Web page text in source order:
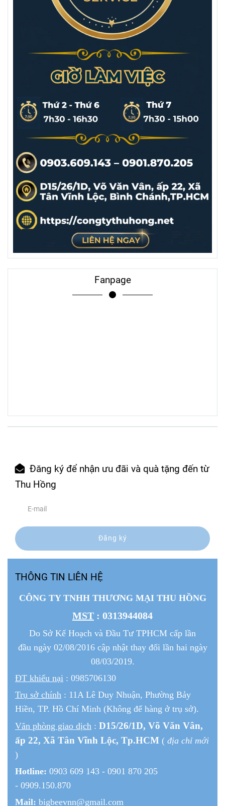
Fanpage
Đăng ký để nhận ưu đãi và quà tặng đến từ
Thu Hồng
Đăng ký
THÔNG TIN LIÊN HỆ
CÔNG TY TNHH THƯƠNG MẠI THU HỒNG
MST : 0313944084
Do Sở Kế Hoạch và Đầu Tư TPHCM cấp lần
đầu ngày 02/08/2016 cập nhật thay đổi lần hai ngày
08/03/2019.
ĐT khiếu nại : 0985706130
Trụ sở chính : 11A Lê Duy Nhuận, Phường Bảy
Hiền, TP. Hồ Chí Minh (Không để hàng ở trụ sở).
Văn phòng giao dịch : D15/26/1D, Võ Văn Vân,
ấp 22, Xã Tân Vĩnh Lộc, Tp.HCM ( địa chỉ mới
)
Hotline: 0903 609 143 - 0901 870 205
- 0909.150.870
Mail: bigbeevnn@gmail.com